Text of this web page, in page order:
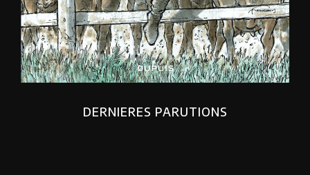
DERNIERES PARUTIONS